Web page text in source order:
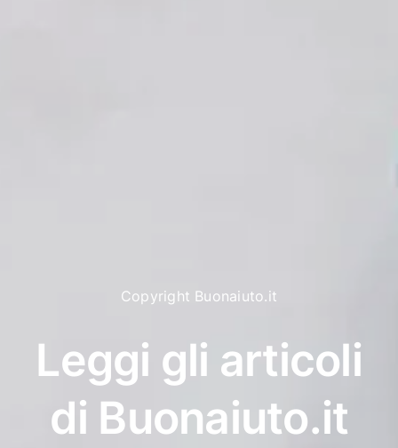
Copyright Buonaiuto.it
Leggi gli articoli
di Buonaiuto.it